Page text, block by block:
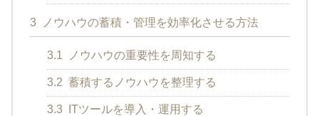
3 ノウハウの蓄積・管理を効率化させる方法
3.1 ノウハウの重要性を周知する
3.2 蓄積するノウハウを整理する
3.3 ITツールを導入・運用する